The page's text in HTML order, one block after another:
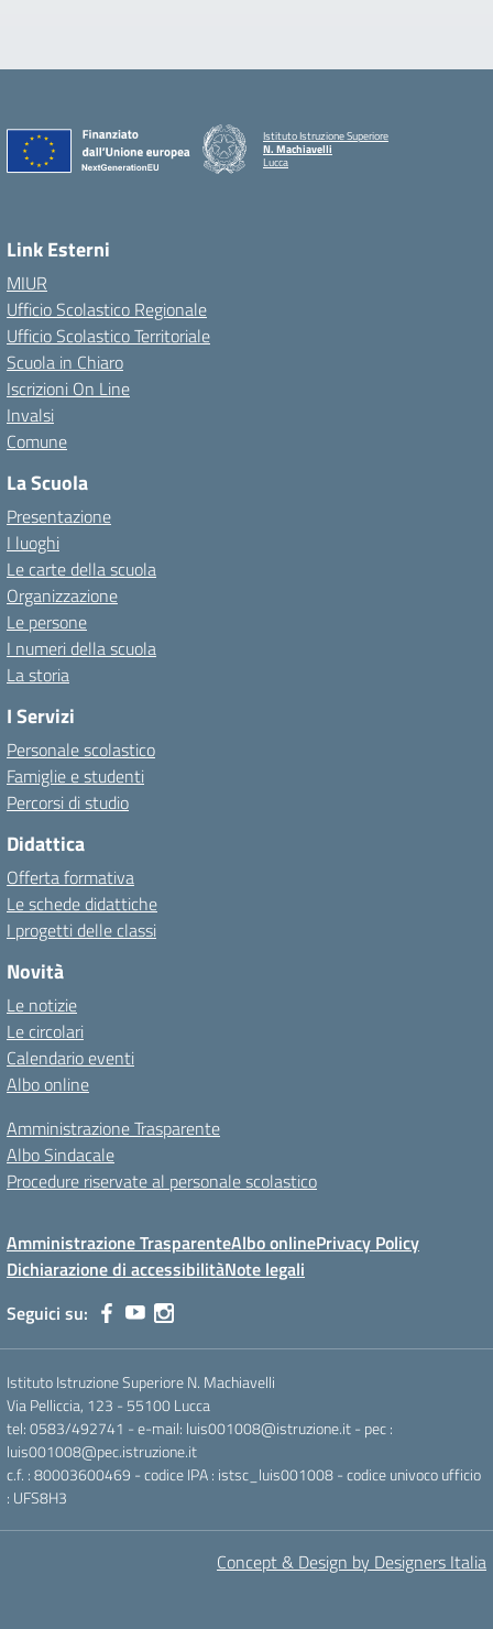
Istituto Istruzione Superiore
N. Machiavelli
Lucca
Link Esterni
MIUR
Ufficio Scolastico Regionale
Ufficio Scolastico Territoriale
Scuola in Chiaro
Iscrizioni On Line
Invalsi
Comune
La Scuola
Presentazione
I luoghi
Le carte della scuola
Organizzazione
Le persone
I numeri della scuola
La storia
I Servizi
Personale scolastico
Famiglie e studenti
Percorsi di studio
Didattica
Offerta formativa
Le schede didattiche
I progetti delle classi
Novità
Le notizie
Le circolari
Calendario eventi
Albo online
Amministrazione Trasparente
Albo Sindacale
Procedure riservate al personale scolastico
Amministrazione TrasparenteAlbo onlinePrivacy Policy
Dichiarazione di accessibilitàNote legali
Seguici su:
Istituto Istruzione Superiore N. Machiavelli
Via Pelliccia, 123 - 55100 Lucca
tel: 0583/492741 - e-mail: luis001008@istruzione.it - pec :
luis001008@pec.istruzione.it
c.f. : 80003600469 - codice IPA : istsc_luis001008 - codice univoco ufficio
: UFS8H3
Concept & Design by Designers Italia